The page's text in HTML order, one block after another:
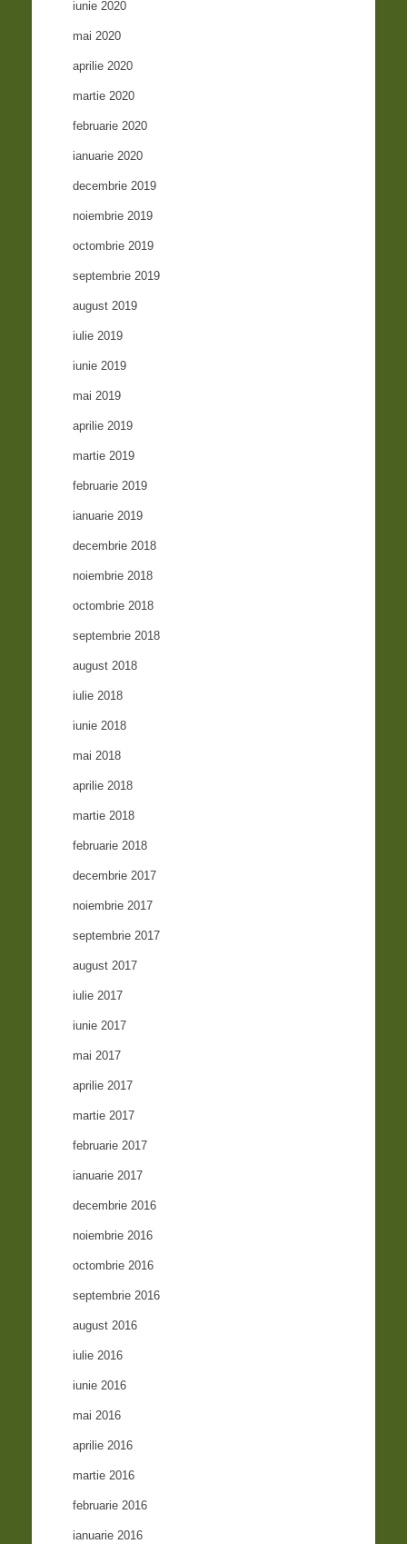
iunie 2020
mai 2020
aprilie 2020
martie 2020
februarie 2020
ianuarie 2020
decembrie 2019
noiembrie 2019
octombrie 2019
septembrie 2019
august 2019
iulie 2019
iunie 2019
mai 2019
aprilie 2019
martie 2019
februarie 2019
ianuarie 2019
decembrie 2018
noiembrie 2018
octombrie 2018
septembrie 2018
august 2018
iulie 2018
iunie 2018
mai 2018
aprilie 2018
martie 2018
februarie 2018
decembrie 2017
noiembrie 2017
septembrie 2017
august 2017
iulie 2017
iunie 2017
mai 2017
aprilie 2017
martie 2017
februarie 2017
ianuarie 2017
decembrie 2016
noiembrie 2016
octombrie 2016
septembrie 2016
august 2016
iulie 2016
iunie 2016
mai 2016
aprilie 2016
martie 2016
februarie 2016
ianuarie 2016